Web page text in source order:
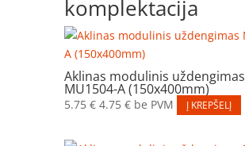
komplektacija
Aklinas modulinis uždengimas
MU1504-A (150x400mm)
5.75 € 4.75 €be PVM Į KREPŠELĮ